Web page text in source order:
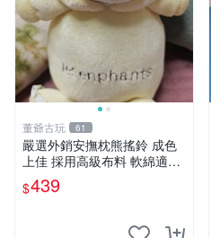
董爺古玩 61
嚴選外銷安撫枕熊搖鈴 成色
上佳 採用高級布料 軟綿適合
收藏 安心選購 安撫枕 熊玩具
搖鈴
$439